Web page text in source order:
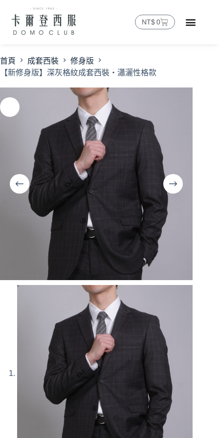
NT$ 0
首頁 成套西裝
修身版
【新修身版】深灰格紋成套西裝・瀟灑性格款